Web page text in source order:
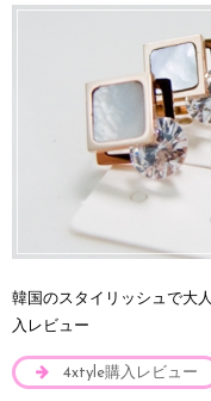
韓国のスタイリッシュで大
入レビュー
4xtyle購入レビュー